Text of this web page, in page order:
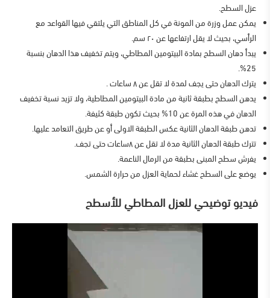
عزل السطح.
يمكن عمل وزرة من المونة في كل المناطق التي يلتقي فيها القواعد مع
الرأسي، بحيث لا يقل ارتفاعها عن ٢٠ سم.
يبدأ دهان السطح بمادة البيتومين المطاطي، ويتم تخفيف هذا الدهان بنسبة
25%.
يترك الدهان حتى يجف لمدة لا تقل عن ٨ ساعات .
يدهن السطح بطبقة ثانية من مادة البيتومين المطاطية، ولا تزيد نسبة تخفيف
الدهان في هذه المرة عن 10% بحيث تكون طبقة كثيفة.
تدهن طبقة الدهان الثانية عكس الطبقة الاولى أو عن طريق التعامد عليها.
تترك طبقة الدهان الثانية مدة لا تقل عن ٨ساعات حتى تجف.
يفرش سطح المبنى بطبقة من الرمال الناعمة.
يوضع على السطح غشاء لحماية العزل من حرارة الشمس.
فيديو توضيحي للعزل المطاطي للأسطح